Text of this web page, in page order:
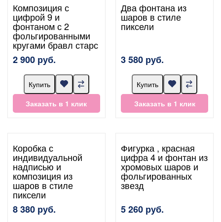
Композиция с
цифрой 9 и
фонтаном с 2
фольгированными
кругами бравл старс
2 900 руб.
Купить
Заказать в 1 клик
Два фонтана из
шаров в стиле
пиксели
3 580 руб.
Купить
Заказать в 1 клик
Коробка с
индивидуальной
надписью и
композиция из
шаров в стиле
пиксели
8 380 руб.
Фигурка , красная
цифра 4 и фонтан из
хромовых шаров и
фольгированных
звезд
5 260 руб.